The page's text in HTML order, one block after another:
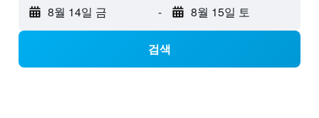
8월 14일 금 - 8월 15일 토
검색